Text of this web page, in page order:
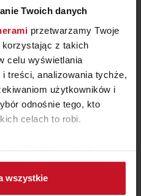
Twoich danych
przetwarzamy Twoje
korzystając z takich
celu wyświetlania
treści, analizowania tychże,
użytkowników i
odnośnie tego, kto
celach to robi.
również:
Twojej lokalizacji
nawet do kilku metrów
wszystkie
CALLIGARIS